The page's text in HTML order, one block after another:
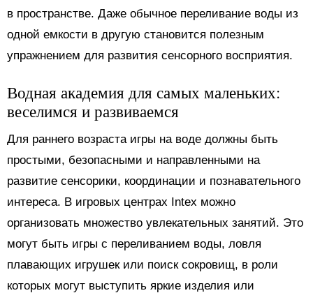
в пространстве. Даже обычное переливание воды из
одной емкости в другую становится полезным
упражнением для развития сенсорного восприятия.
Водная академия для самых маленьких:
веселимся и развиваемся
Для раннего возраста игры на воде должны быть
простыми, безопасными и направленными на
развитие сенсорики, координации и познавательного
интереса. В игровых центрах Intex можно
организовать множество увлекательных занятий. Это
могут быть игры с переливанием воды, ловля
плавающих игрушек или поиск сокровищ, в роли
которых могут выступить яркие изделия или